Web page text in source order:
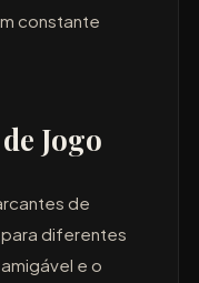
constante
Jogo
de
diferentes
e o